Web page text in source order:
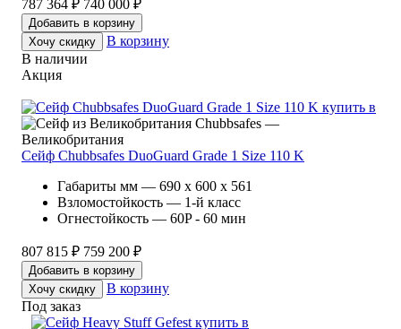
787 364 ₽ 740 000 ₽
Добавить в корзину
Хочу скидку
В корзину
В наличии
Акция
Chubbsafes —
Великобритания
Сейф Chubbsafes DuoGuard Grade 1 Size 110 K
Габариты мм — 690 x 600 x 561
Взломостойкость — 1-й класс
Огнестойкость — 60P - 60 мин
807 815 ₽ 759 200 ₽
Добавить в корзину
Хочу скидку
В корзину
Под заказ